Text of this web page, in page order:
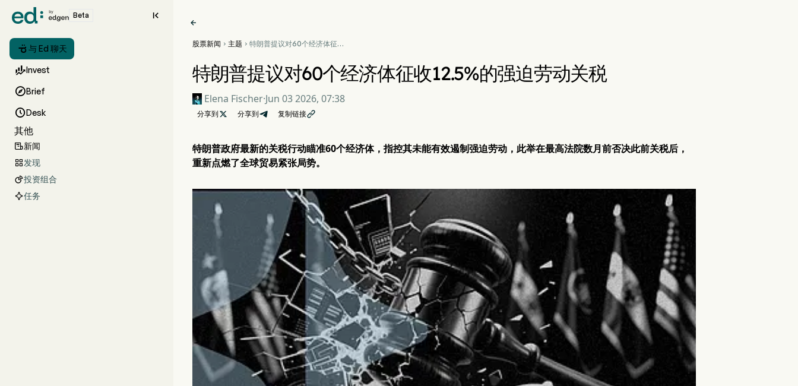
Beta 
 与 Ed 聊天
Invest
Brief
Desk
其他
新闻
发现
投资组合
任务

股票新闻  主题  特朗普提议对60个经济体征收
特朗普提议对60个经济体征收12.5%的强迫劳动关税
Elena Fischer·Jun 03 2026, 07:38
分享到  分享到 复制链接
特朗普政府最新的关税行动瞄准60个经济体，指控其未能有效遏制强迫劳动，此举在最高法院数月前否决此前关税后，
重新点燃了全球贸易紧张局势。